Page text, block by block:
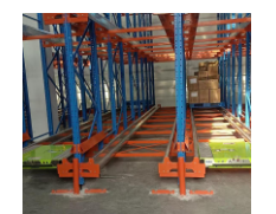
оптовых утолщенных
складских полок,
большие балочные
полки для большой
грузоподъемности
через